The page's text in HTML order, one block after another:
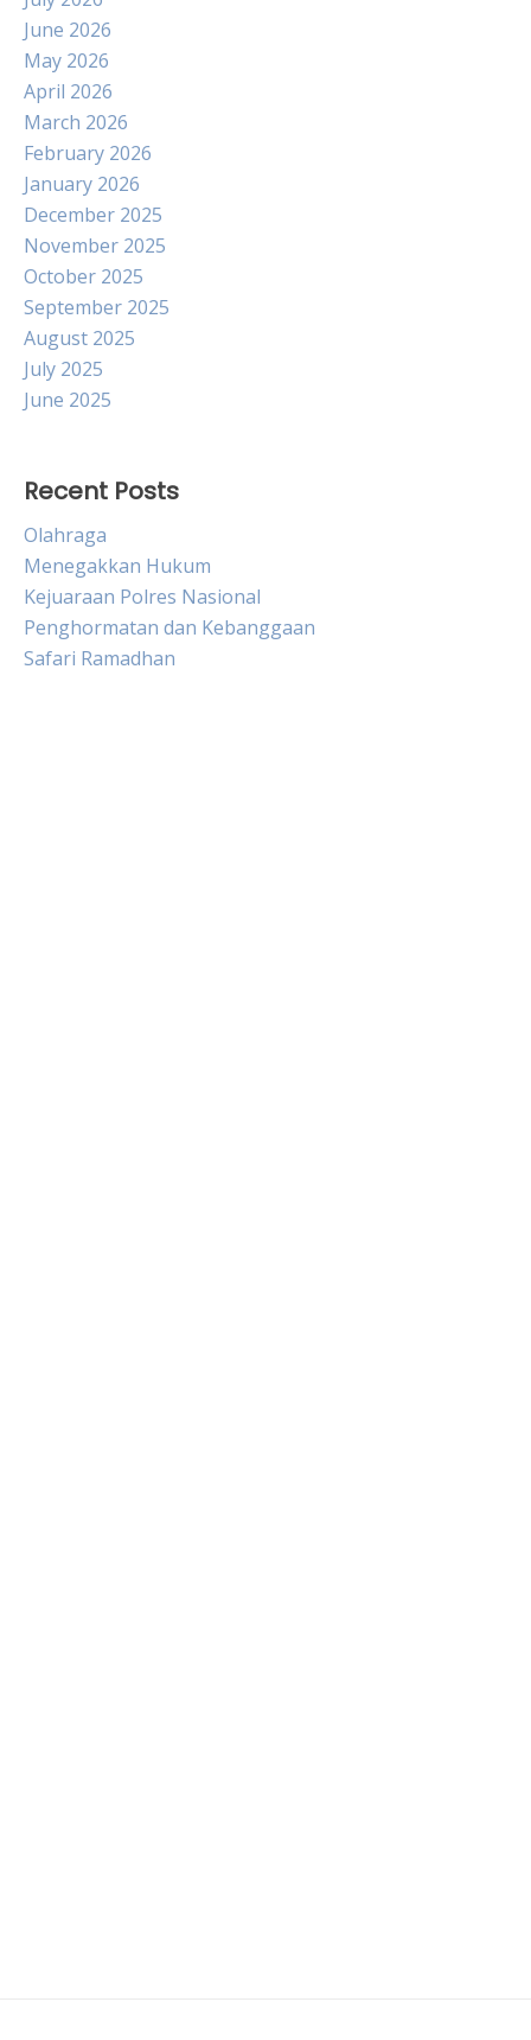
June 2026
May 2026
April 2026
March 2026
February 2026
January 2026
December 2025
November 2025
October 2025
September 2025
August 2025
July 2025
June 2025
Recent Posts
Olahraga
Menegakkan Hukum
Kejuaraan Polres Nasional
Penghormatan dan Kebanggaan
Safari Ramadhan